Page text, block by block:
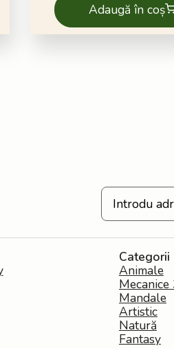
Adaugă în coș
Categorii
Animale
Mecanice
Mandale
Artistic
Natură
Fantasy